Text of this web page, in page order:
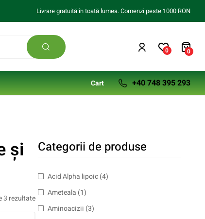
Livrare gratuită în toată lumea. Comenzi peste 1000 RON
0 0
Cart +40 748 395 293
și
3 rezultate
Categorii de produse
Acid Alpha lipoic (4)
Ameteala (1)
Aminoacizii (3)